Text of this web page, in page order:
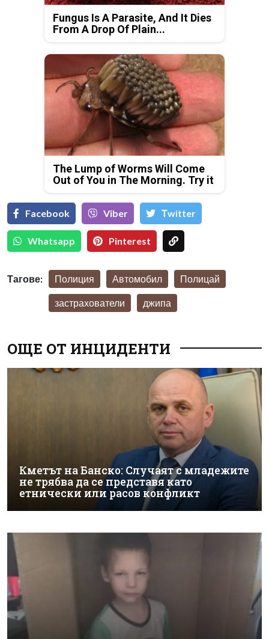
Fungus Is A Parasite, And It Dies
From A Drop Of Plain...
The Lump of Worms Will Come
Out of You in The Morning. Try it
Facebook Viber Тwitter
Whatsapp Pinterest
Тагове: Полиция Автомобил Полицай
застрахователи джипа
ОЩЕ ОТ ИНЦИДЕНТИ
Кметът на Банско: Случаят с младежите
не трябва да се представя като
етнически или расов конфликт